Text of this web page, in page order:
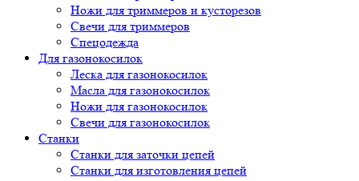
Ножи для триммеров и кусторезов
Свечи для триммеров
Спецодежда
Для газонокосилок
Леска для газонокосилок
Масла для газонокосилок
Ножи для газонокосилок
Свечи для газонокосилок
Станки
Cтанки для заточки цепей
Станки для изготовления цепей